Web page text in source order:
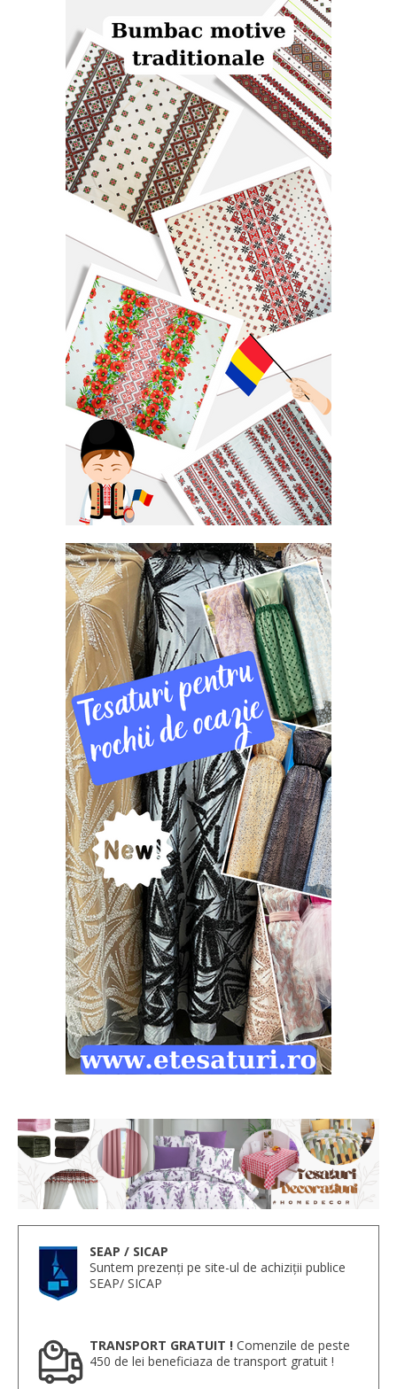
SEAP / SICAP
Suntem prezenți pe site-ul de achiziții publice
SEAP/ SICAP
TRANSPORT GRATUIT ! Comenzile de peste
450 de lei beneficiaza de transport gratuit !